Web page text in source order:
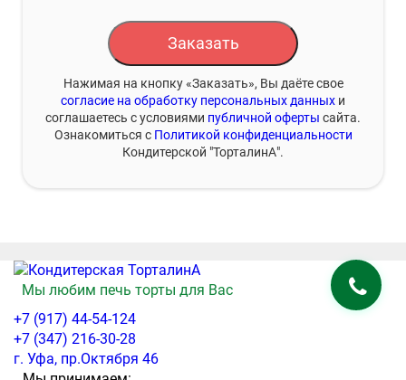
Заказать
Нажимая на кнопку «Заказать», Вы даёте свое
согласие на обработку персональных данных и
соглашаетесь с условиями публичной оферты сайта.
Ознакомиться с Политикой конфиденциальности
Кондитерской "ТорталинА".
Мы любим печь торты для Вас
+7 (917) 44-54-124
+7 (347) 216-30-28
г. Уфа, пр.Октября 46